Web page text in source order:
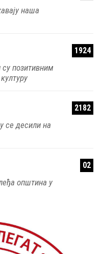
наша
1924
позитивним
2182
се десили на
02
општина у